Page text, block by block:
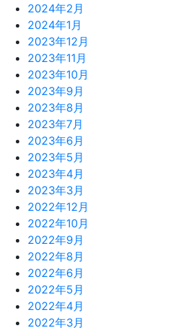
2024年2月
2024年1月
2023年12月
2023年11月
2023年10月
2023年9月
2023年8月
2023年7月
2023年6月
2023年5月
2023年4月
2023年3月
2022年12月
2022年10月
2022年9月
2022年8月
2022年6月
2022年5月
2022年4月
2022年3月